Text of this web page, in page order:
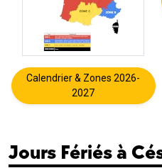
Calendrier & Zones 2026-
2027
Jours Fériés à